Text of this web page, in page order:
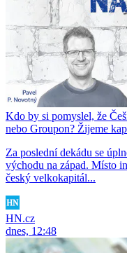
Kdo by si pomyslel, že
nebo Groupon? Žijeme
Za poslední dekádu se
východu na západ. Místo
český velkokapitál...
HN.cz
dnes, 12:48